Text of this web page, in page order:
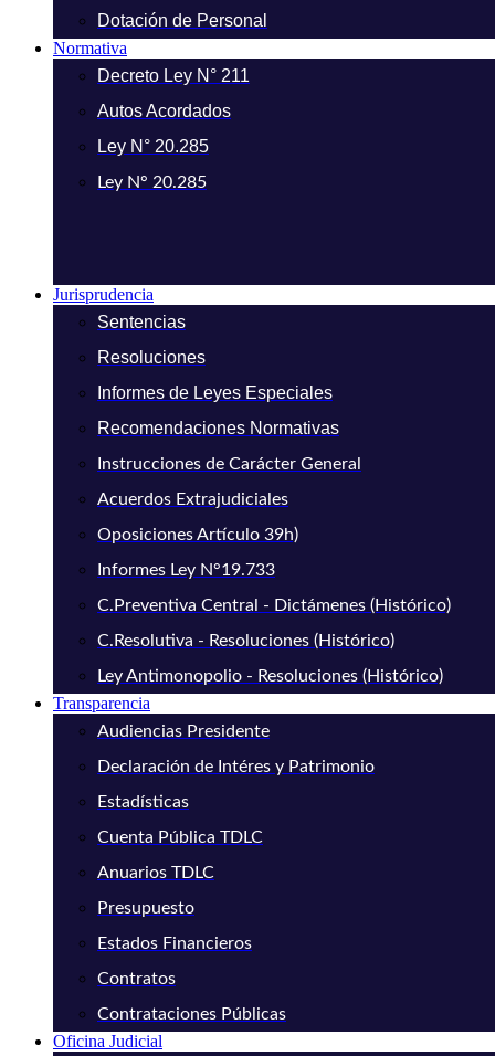
Dotación de Personal
Normativa
Decreto Ley N° 211
Autos Acordados
Ley N° 20.285
Ley N° 20.285
Jurisprudencia
Sentencias
Resoluciones
Informes de Leyes Especiales
Recomendaciones Normativas
Instrucciones de Carácter General
Acuerdos Extrajudiciales
Oposiciones Artículo 39h)
Informes Ley N°19.733
C.Preventiva Central - Dictámenes (Histórico)
C.Resolutiva - Resoluciones (Histórico)
Ley Antimonopolio - Resoluciones (Histórico)
Transparencia
Audiencias Presidente
Declaración de Intéres y Patrimonio
Estadísticas
Cuenta Pública TDLC
Anuarios TDLC
Presupuesto
Estados Financieros
Contratos
Contrataciones Públicas
Oficina Judicial